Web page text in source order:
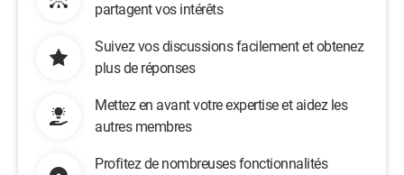
partagent vos intérêts
Suivez vos discussions facilement et obtenez
plus de réponses
Mettez en avant votre expertise et aidez les
autres membres
Profitez de nombreuses fonctionnalités